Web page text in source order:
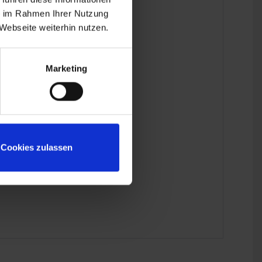
Rahmen Ihrer Nutzung
weiterhin nutzen.
Marketing
Cookies zulassen